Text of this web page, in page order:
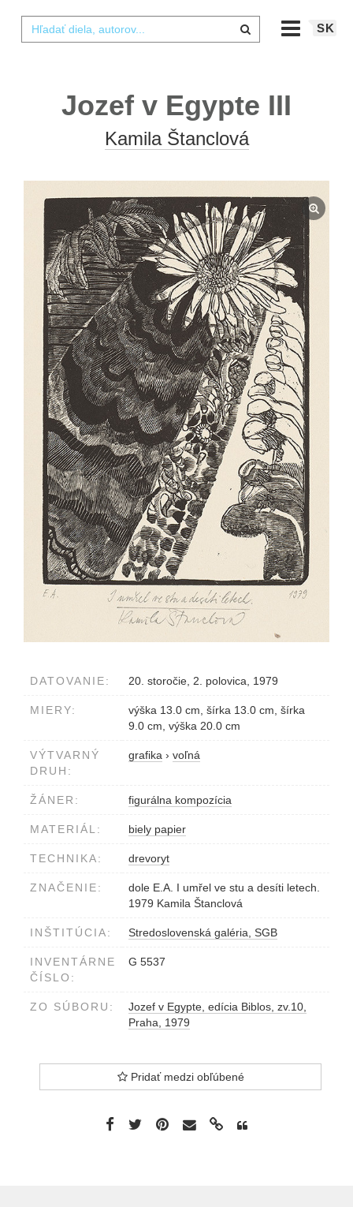
SK
Jozef v Egypte III
Kamila Štanclová
DATOVANIE: 20. storočie, 2. polovica, 1979
MIERY:
výška 13.0 cm, šírka 13.0 cm, šírka
9.0 cm, výška 20.0 cm
VÝTVARNÝ
DRUH:
grafika › voľná
ŽÁNER: figurálna kompozícia
MATERIÁL: biely papier
TECHNIKA: drevoryt
ZNAČENIE:
dole E.A. I umřel ve stu a desíti letech.
1979 Kamila Štanclová
INŠTITÚCIA: Stredoslovenská galéria, SGB
INVENTÁRNE
ČÍSLO:
G 5537
ZO SÚBORU:
Jozef v Egypte, edícia Biblos, zv.10,
Praha, 1979
Pridať medzi obľúbené